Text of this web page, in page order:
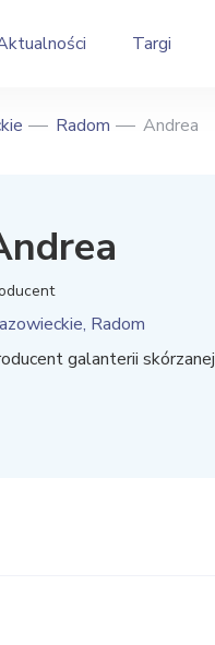
Targi
Radom Andrea
Radom
galanterii skórzanej